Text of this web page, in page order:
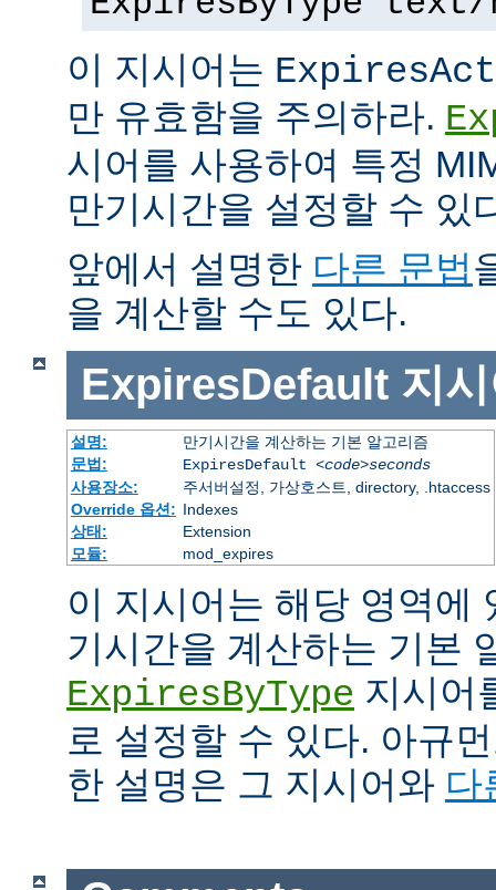
이 지시어는
만 유효함을 주의하라.
시어를 사용하여 특정
만기시간을 설정할 수 있
앞에서 설명한 다른 문법
을 계산할 수도 있다.
ExpiresDefault 지
설명:
만기시간을 계산하는 기본 알고리즘
문법:
ExpiresDefault <code>seconds
사용장소:
주서버설정, 가상호스트, directory, .htaccess
Override 옵션: Indexes
상태:
Extension
모듈:
mod_expires
이 지시어는 해당 영역에
기시간을 계산하는 기본
ExpiresByType 지시어
로 설정할 수 있다. 아규
한 설명은 그 지시어와 다